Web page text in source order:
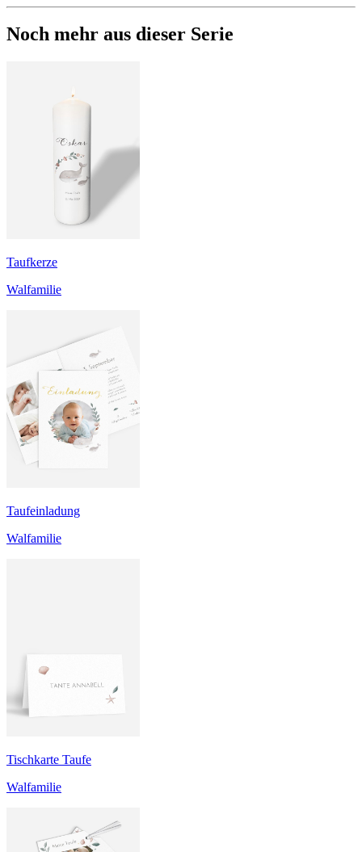
Noch mehr aus dieser Serie
Taufkerze
Walfamilie
Taufeinladung
Walfamilie
Tischkarte Taufe
Walfamilie